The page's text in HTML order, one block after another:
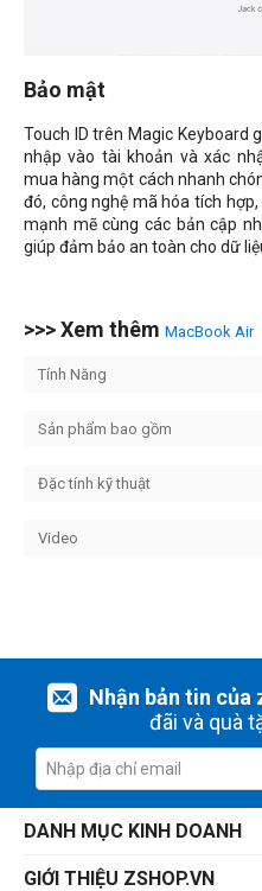
Bảo mật
Touch ID trên Magic Keyboard
nhập vào tài khoản và xác
mua hàng một cách nhanh
đó, công nghệ mã hóa tích
mạnh mẽ cùng các bản cập
giúp đảm bảo an toàn cho dữ
>>> Xem thêm MacBook Air
Tính Năng
Sản phẩm bao gồm
Đặc tính kỹ thuật
Video
Nhận bản tin của
đãi và quà
DANH MỤC KINH DOANH
GIỚI THIỆU ZSHOP.VN